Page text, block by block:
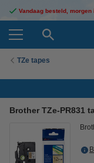
Vandaag besteld, morgen
TZe tapes
Brother TZe-PR831